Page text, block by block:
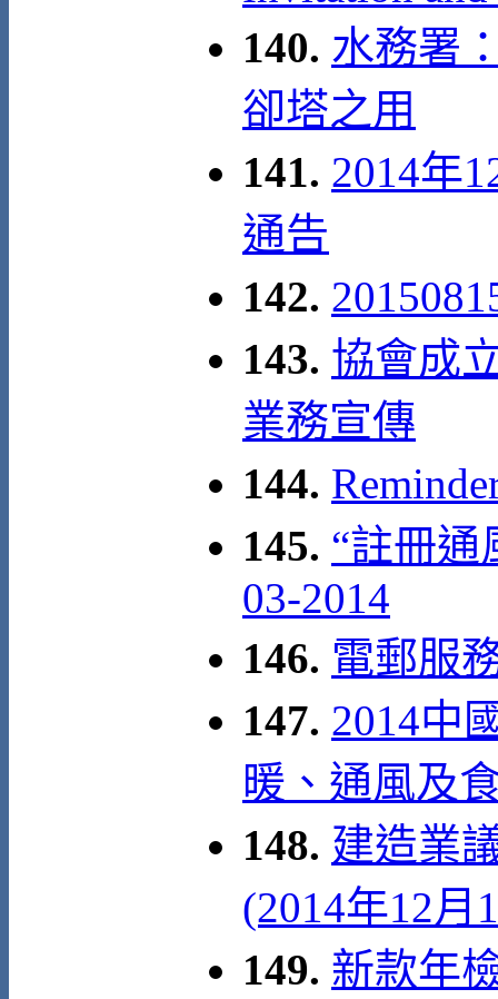
140. 水務署
卻塔之用
141. 2014年
通告
142.
143. 協會成
業務宣傳
144.
145. “註冊通
03-2014
146. 電郵服
147. 2014中
暖、通風及
148. 建造業
(2014年12月
149. 新款年